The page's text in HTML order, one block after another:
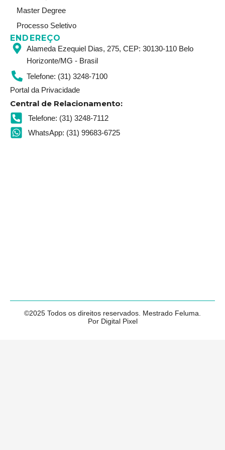
Master Degree
Processo Seletivo
ENDEREÇO
Alameda Ezequiel Dias, 275, CEP: 30130-110 Belo
Horizonte/MG - Brasil
Telefone: (31) 3248-7100
Portal da Privacidade
Central de Relacionamento:
Telefone: (31) 3248-7112
WhatsApp: (31) 99683-6725
©2025 Todos os direitos reservados. Mestrado Feluma.
Por Digital Pixel